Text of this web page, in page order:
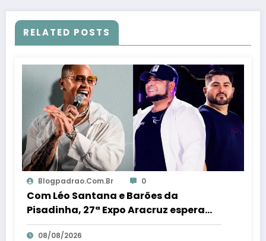
RELATED POSTS
Blogpadrao.com.br 0
Com Léo Santana e Barões da
Pisadinha, 27ª Expo Aracruz espera
receber 80 milénio visitantes por dia –
Em Dia ES
08/08/2026